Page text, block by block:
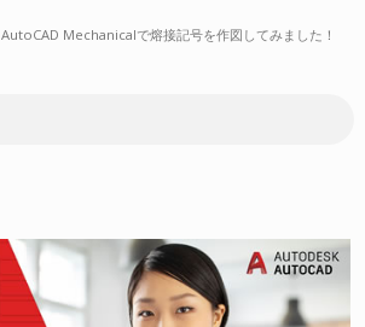
AutoCAD Mechanicalで熔接記号を作図してみました！